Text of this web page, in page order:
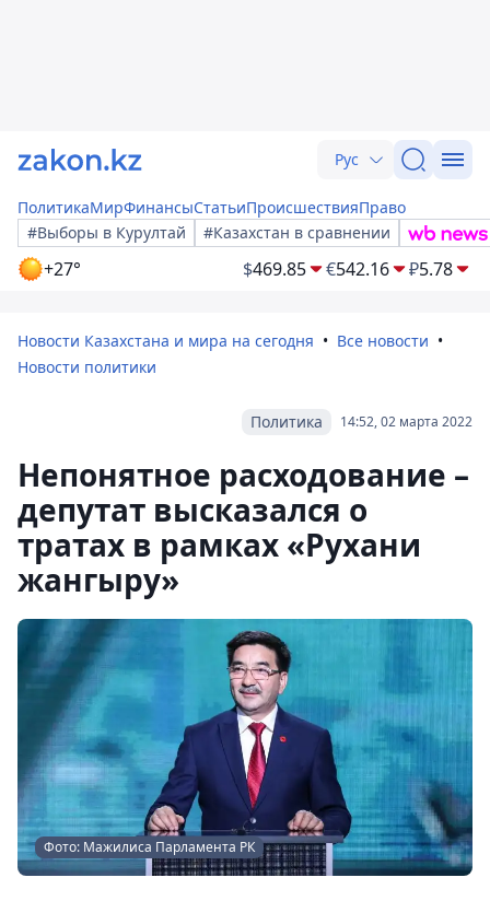
Рус
ПолитикаМирФинансыСтатьиПроисшествияПраво
#Выборы в Курултай
#Казахстан в сравнении
+27° $469.85 €542.16 ₽5.78
Новости Казахстана и мира на сегодня
Все новости
Новости политики
14:52, 02 марта 2022
Политика
Непонятное расходование –
депутат высказался о
тратах в рамках «Рухани
жангыру»
Фото: Мажилиса Парламента РК